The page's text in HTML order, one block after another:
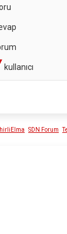
kullanıcı
SDN Forum